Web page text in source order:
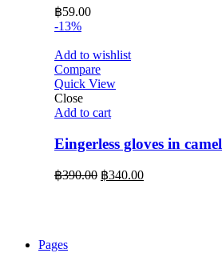
฿59.00
-13%
Add to wishlist
Compare
Quick View
Close
Add to cart
Eingerless gloves in camel
฿390.00 Original
฿340.00Current
Pages